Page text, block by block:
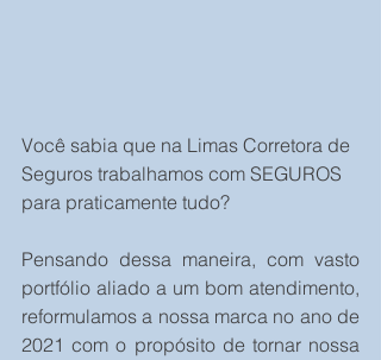
Você sabia que na Limas Corretora de
Seguros trabalhamos com SEGUROS
para praticamente tudo?
Pensando dessa maneira, com vasto
portfólio aliado a um bom atendimento,
reformulamos a nossa marca no ano de
2021 com o propósito de tornar nossa